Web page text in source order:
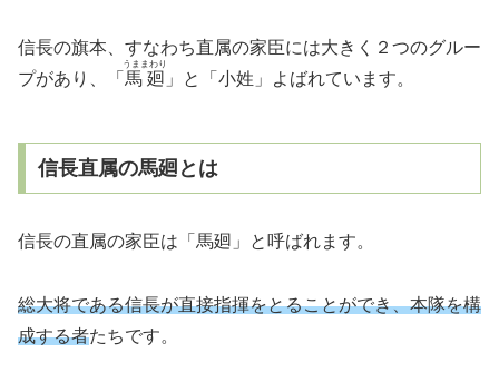
信長の旗本、すなわち直属の家臣には大きく２つのグルー
プがあり、「 馬廻
うままわり
」と「小姓」よばれています。
信長直属の馬廻とは
信長の直属の家臣は「馬廻」と呼ばれます。
総大将である信長が直接指揮をとることができ、本隊を構
成する者たちです。